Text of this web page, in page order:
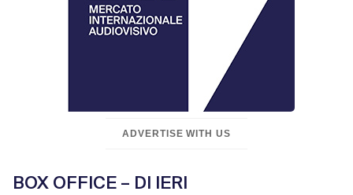
ADVERTISE WITH US
BOX OFFICE – DI IERI